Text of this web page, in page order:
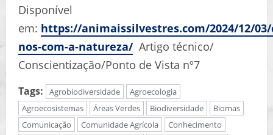
Disponível
em: https://animaissilvestres.com/2024/12/
nos-com-a-natureza/Artigo técnico/
Conscientização/Ponto de Vista nº7
Tags: Agrobiodiversidade
Agroecologia
Agroecosistemas
Áreas Verdes Biodiversidade
Biomas
Comunicação
Comunidade Agrícola
Conhecimento